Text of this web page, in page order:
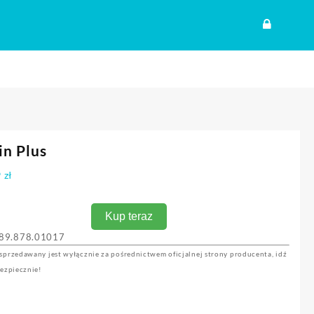
Plus
zł
Kup teraz
jest wyłącznie za pośrednictwem oficjalnej strony producenta, idź